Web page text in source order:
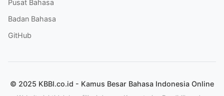
Pusat Bahasa
Badan Bahasa
GitHub
© 2025 KBBI.co.id - Kamus Besar Bahasa Indonesia Online